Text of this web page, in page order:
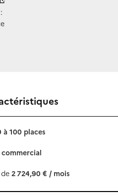
à 100 places
commercial
2 724,90 € / mois